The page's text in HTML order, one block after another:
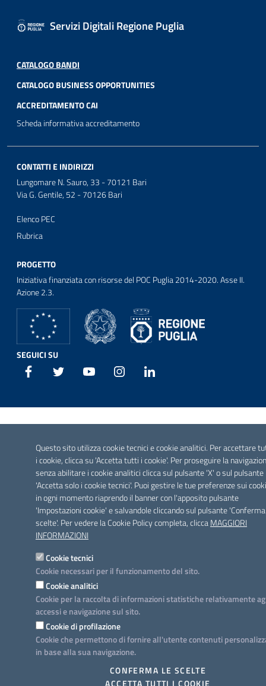
Questo sito utilizza cookie tecnici e cookie analitici. Per accettare
i cookie, clicca su 'Accetta tutti i cookie'. Per proseguire la
senza abilitare i cookie analitici clicca sul pulsante 'X' o sul pulsante
'Accetta solo i cookie tecnici'. Puoi gestire le tue preferenze sui
in ogni momento riaprendo il banner con l'apposito pulsante
'Impostazioni cookie' e salvandole cliccando sul pulsante
scelte'. Per vedere la Cookie Policy completa, cliccaMAGGIORI
INFORMAZIONI
Cookie tecnici
Cookie necessari per il funzionamento del sito.
Cookie analitici
Cookie per la raccolta di informazioni statistiche relativamente
accessi e navigazione sul sito.
Cookie di profilazione
Cookie che permettono di fornire all'utente contenuti
in base alla sua navigazione.
CONFERMA LE SCELTE
Servizi Digitali Regione Puglia
CATALOGO BANDI
CATALOGO BUSINESS OPPORTUNITIES
ACCREDITAMENTO CAI
Scheda informativa accreditamento
CONTATTI E INDIRIZZI
Lungomare N. Sauro, 33 - 70121 Bari
Via G. Gentile, 52 - 70126 Bari
Elenco PEC
Rubrica
PROGETTO
Iniziativa finanziata con risorse del POC Puglia 2014-2020. Asse II.
Azione 2.3.
SEGUICI SU
Facebook Twitter Youtube Instagram